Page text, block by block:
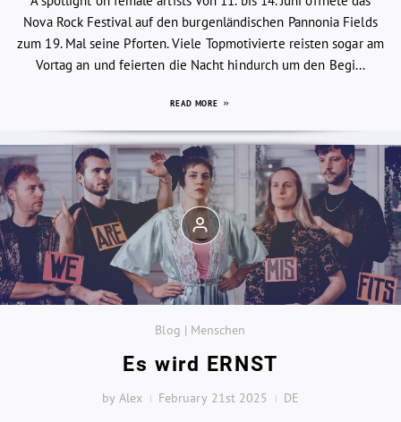
Nova Rock Festival auf den burgenländischen Pannonia Fields
zum 19. Mal seine Pforten. Viele Topmotivierte reisten sogar am
Vortag an und feierten die Nacht hindurch um den Begi...
READ MORE
Blog | Menschen
Es wird ERNST
by Alex February 21st 2025 DE